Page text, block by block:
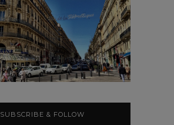
SUBSCRIBE & FOLLOW